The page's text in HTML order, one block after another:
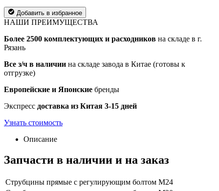
Добавить в избранное
НАШИ ПРЕИМУЩЕСТВА
Более 2500 комплектующих и расходников на складе в г.
Рязань
Все з/ч в наличии на складе завода в Китае (готовы к
отгрузке)
Европейские и Японские бренды
Экспресс доставка из Китая 3-15 дней
Узнать стоимость
Описание
Запчасти в наличии и на заказ
Струбцины прямые с регулирующим болтом М24